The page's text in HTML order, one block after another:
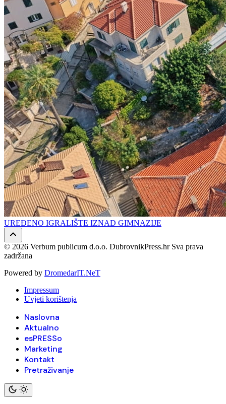
UREĐENO IGRALIŠTE IZNAD GIMNAZIJE
© 2026 Verbum publicum d.o.o. DubrovnikPress.hr Sva prava
zadržana
Powered by DromedarIT.NeT
Impressum
Uvjeti korištenja
Naslovna
Aktualno
esPRESSo
Marketing
Kontakt
Pretraživanje